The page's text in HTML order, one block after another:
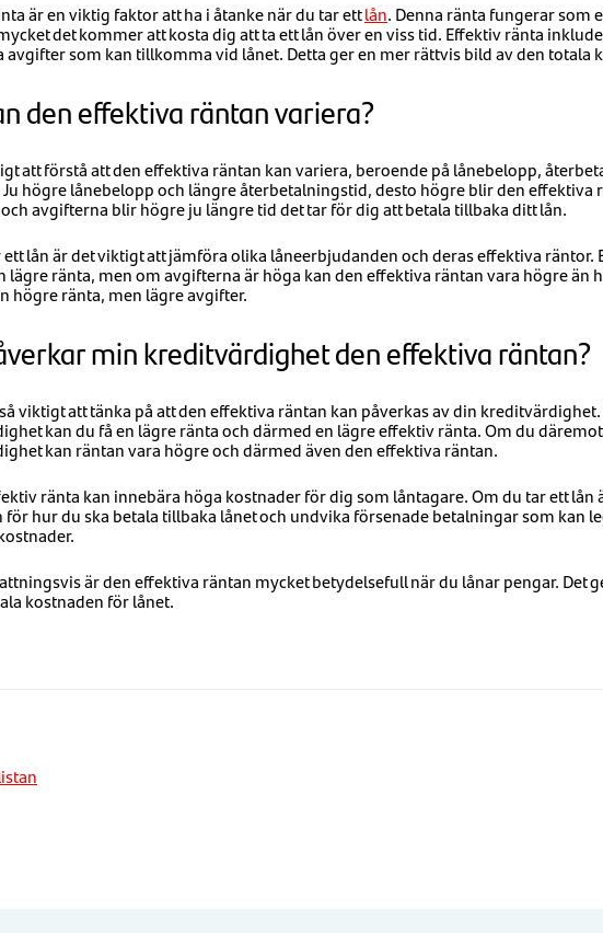
är en viktig faktor att ha i åtanke när du tar ettlån. Denna ränta fungerar som
det kommer att kosta dig att ta ett lån över en viss tid. Effektiv ränta
avgifter som kan tillkomma vid lånet. Detta ger en mer rättvis bild av den totala
den effektiva räntan variera?
att förstå att den effektiva räntan kan variera, beroende på lånebelopp,
högre lånebelopp och längre återbetalningstid, desto högre blir den effektiva
avgifterna blir högre ju längre tid det tar för dig att betala tillbaka ditt lån.
ett lån är det viktigt att jämföra olika låneerbjudanden och deras effektiva räntor.
lägre ränta, men om avgifterna är höga kan den effektiva räntan vara högre än
högre ränta, men lägre avgifter.
min kreditvärdighet den effektiva räntan?
viktigt att tänka på att den effektiva räntan kan påverkas av din
kan du få en lägre ränta och därmed en lägre effektiv ränta. Om du
kan räntan vara högre och därmed även den effektiva räntan.
ränta kan innebära höga kostnader för dig som låntagare. Om du tar ett lån
för hur du ska betala tillbaka lånet och undvika försenade betalningar som kan
är den effektiva räntan mycket betydelsefull när du lånar pengar. Det
kostnaden för lånet.